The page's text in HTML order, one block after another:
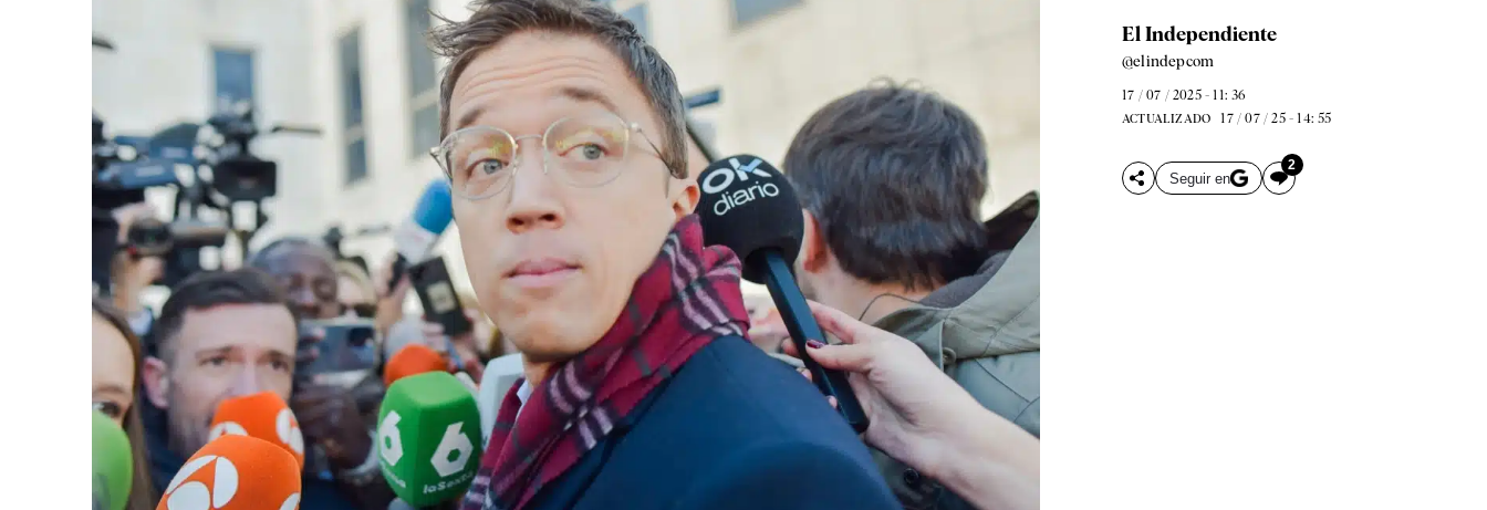
El Independiente
@elindepcom
17 / 07 / 2025 - 11: 36
ACTUALIZADO 17 / 07 / 25 - 14: 55
Seguir en
2